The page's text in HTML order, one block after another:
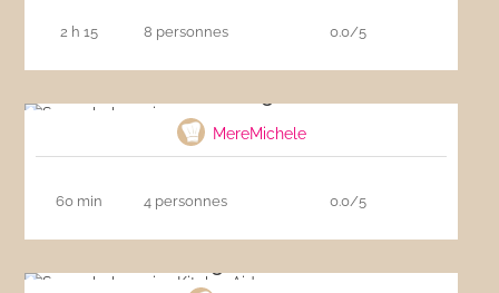
2 h 15 8 personnes 0.0/5
MereMichele
60 min 4 personnes 0.0/5